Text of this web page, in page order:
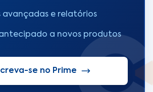
avançadas e relatórios
a novos produtos
se no Prime